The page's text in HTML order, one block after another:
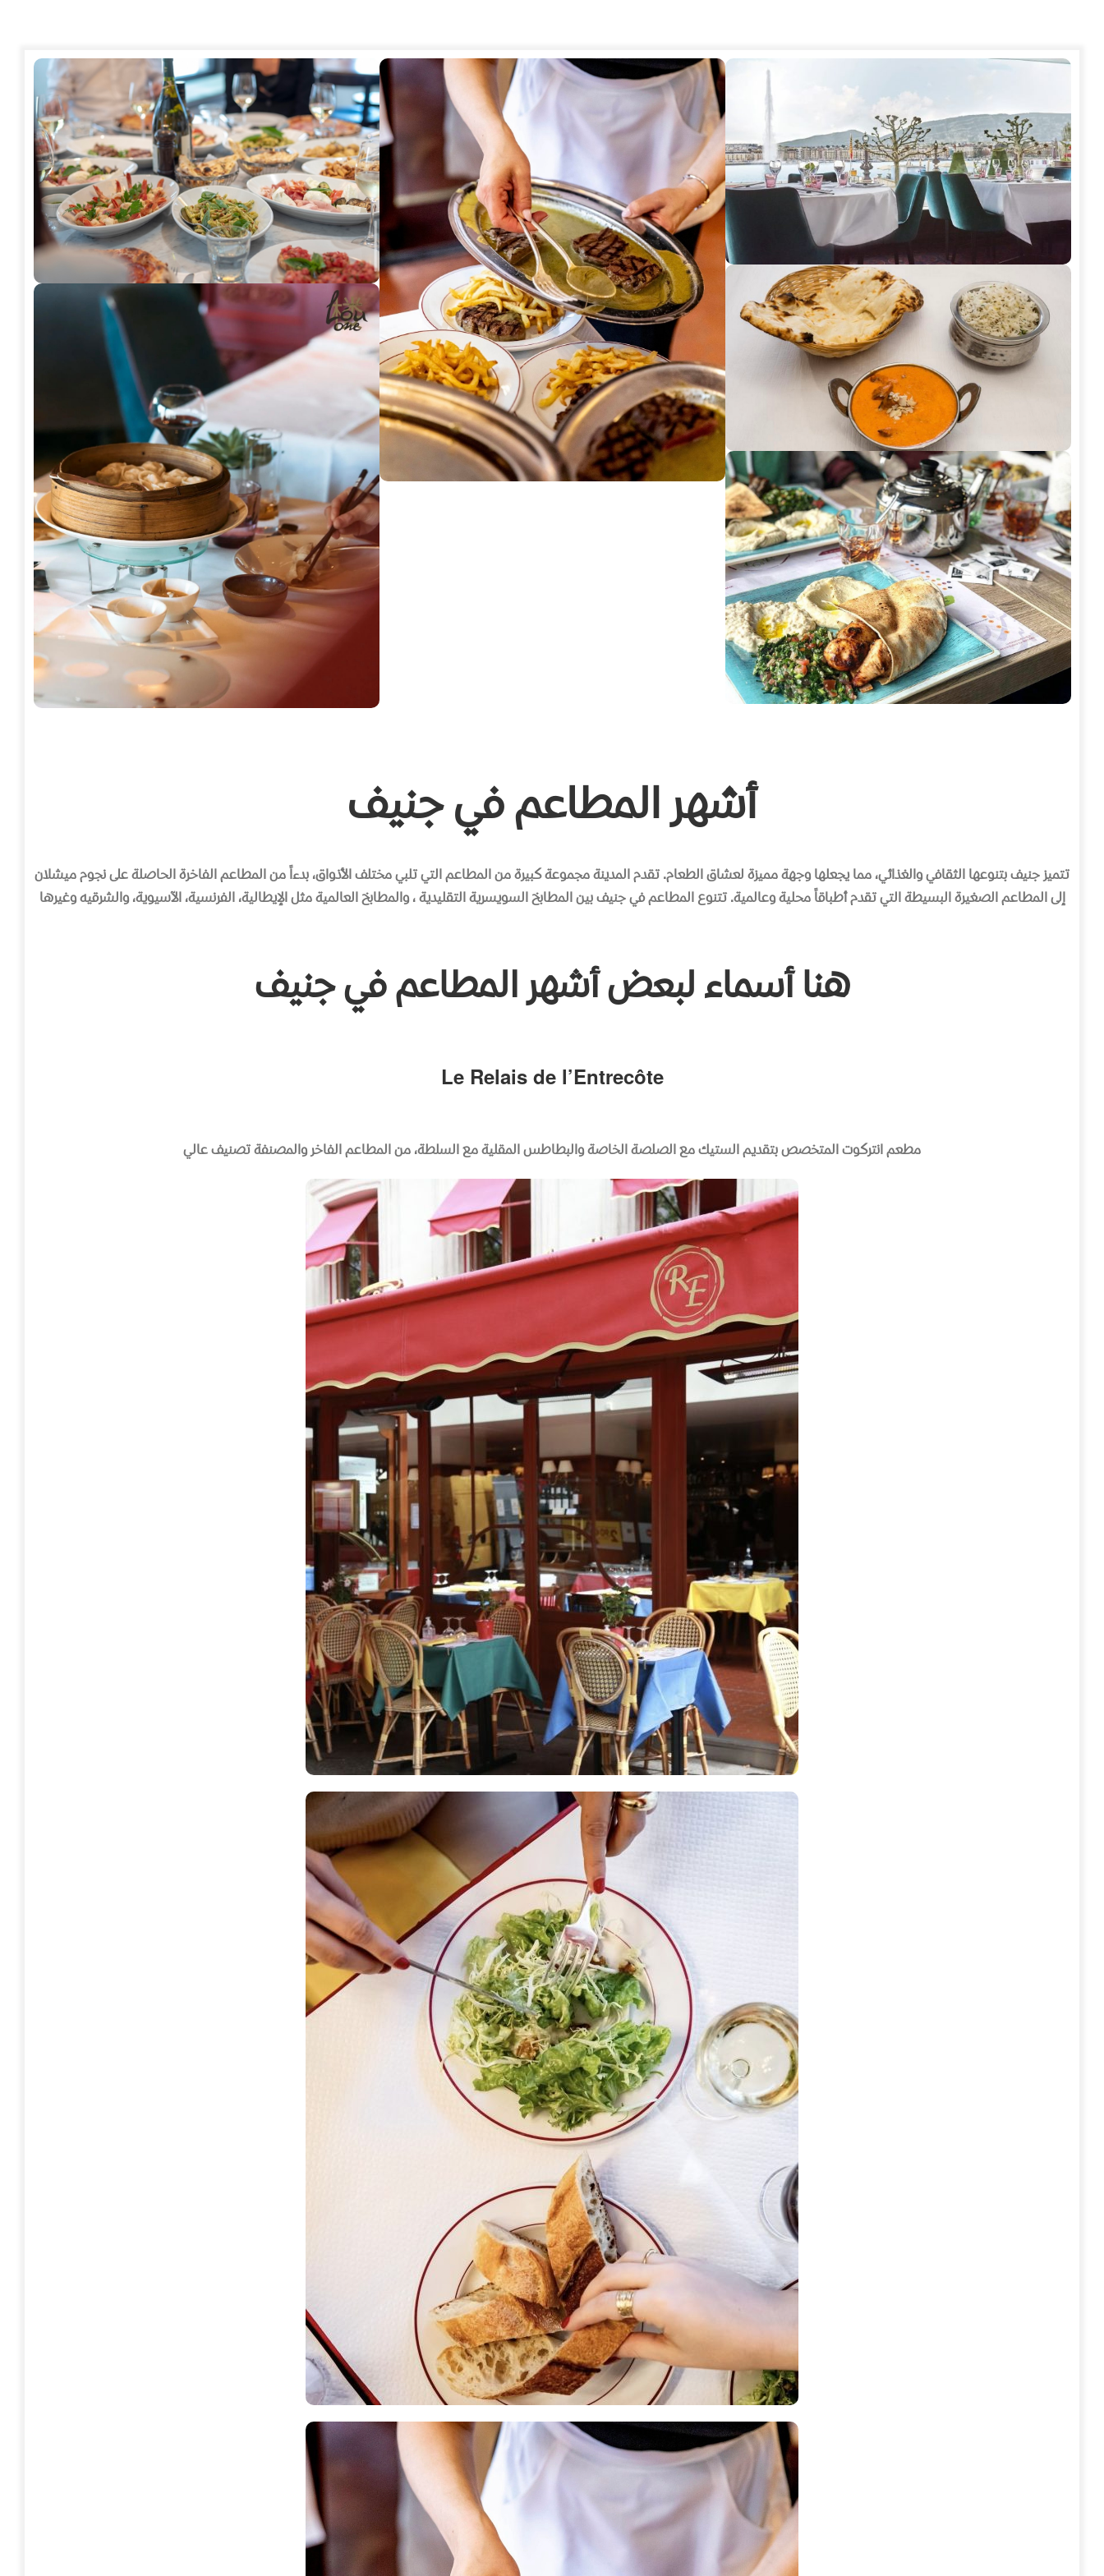
أشهرالمطاعمفيجنيف
تتميز جنيف بتنوعها الثقافي والغذائي، مما يجعلها وجهة مميزة لعشاق الطعام.تقدم المدينة مجموعة كبيرة من المطاعم التي تلبي مختلف الأذواق، بدءاً من المطاعم الفاخرة الحاصلة على نجوم ميشلان
إلى المطاعم الصغيرة البسيطة التي تقدم أطباقاً محلية وعالمية.تتنوع المطاعم في جنيف بين المطابخ السويسرية التقليدية ، والمطابخ العالمية مثل الإيطالية، الفرنسية، الآسيوية، والشرقيه وغيرها
هنا أسماء لبعض أشهر المطاعم في جنيف
Le Relais de l’Entrecôte
مطعم انتركوت المتخصص بتقديم الستيك مع الصلصة الخاصة والبطاطس المقلية مع السلطة، من المطاعم الفاخر والمصنفة تصنيف عالي